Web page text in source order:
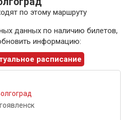
по этому маршруту
данных по наличию билетов,
информацию:
расписание